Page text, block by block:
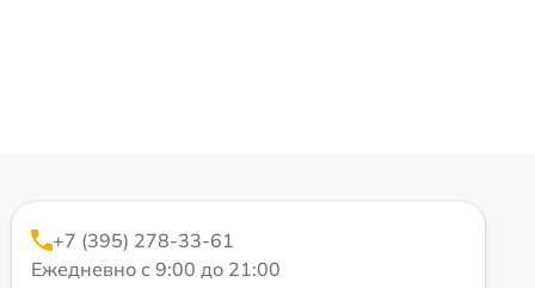
+7 (395) 278-33-61
Ежедневно с 9:00 до 21:00